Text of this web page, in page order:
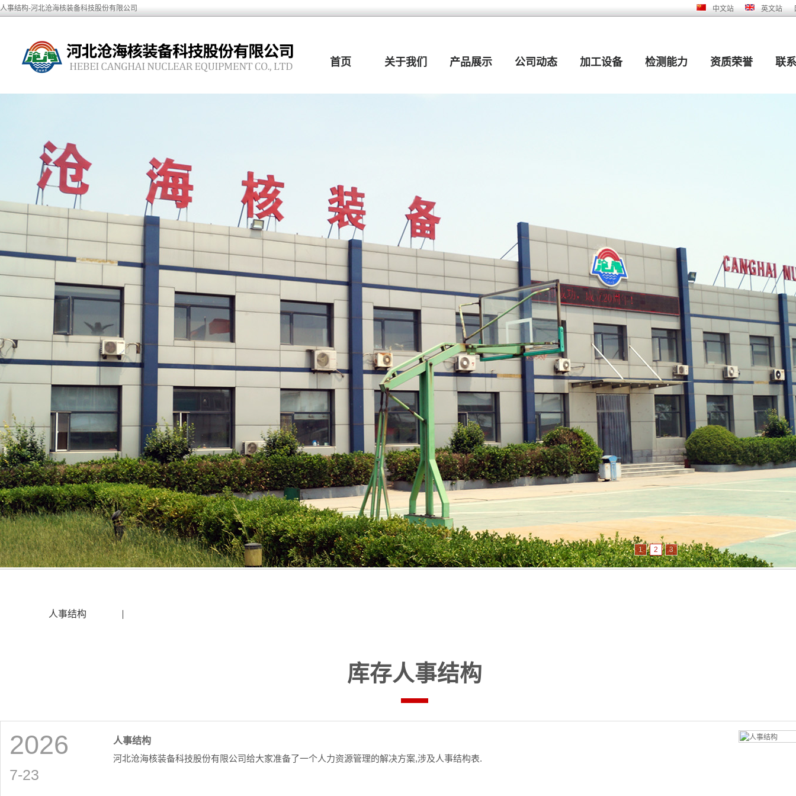
人事结构-河北沧海核装备科技股份有限公司 中文站 英文站
首页 关于我们 产品展示 公司动态 加工设备 检测能力 资质荣誉 联
1 2 3
人事结构
库存人事结构
2026
7-23
人事结构
河北沧海核装备科技股份有限公司给大家准备了一个人力资源管理的解决方案,涉及人事结构表.